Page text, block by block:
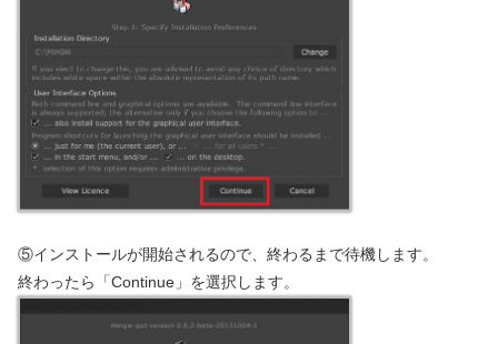
⑤インストールが開始されるので、終わるまで待機します。
終わったら「Continue」を選択します。